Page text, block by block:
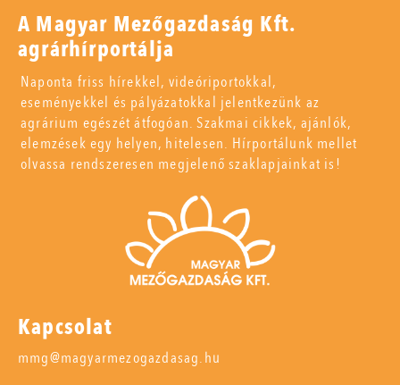
A Magyar Mezőgazdaság Kft.
agrárhírportálja
Naponta friss hírekkel, videóriportokkal,
eseményekkel és pályázatokkal jelentkezünk az
agrárium egészét átfogóan. Szakmai cikkek, ajánlók,
elemzések egy helyen, hitelesen. Hírportálunk mellet
olvassa rendszeresen megjelenő szaklapjainkat is!
Kapcsolat
mmg@magyarmezogazdasag.hu